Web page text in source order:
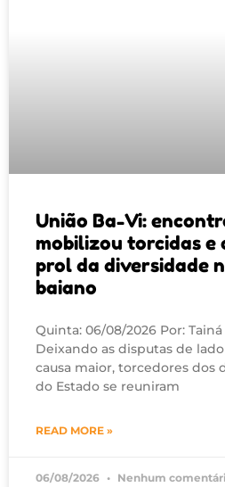
União Ba-Vi:
mobilizou torcidas e
prol da diversidade
baiano
Quinta: 06/08/2026 Por:
Deixando as disputas de
causa maior, torcedores dos
do Estado se reuniram
READ MORE »
06/08/2026 Nenhum